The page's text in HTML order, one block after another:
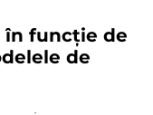
în funcție de
de